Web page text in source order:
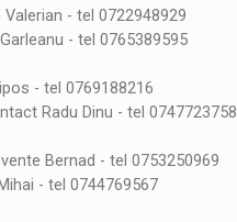
- tel 0722948929
- tel 0765389595
- tel 0769188216
Radu Dinu - tel 0747723758
Bernad - tel 0753250969
- tel 0744769567